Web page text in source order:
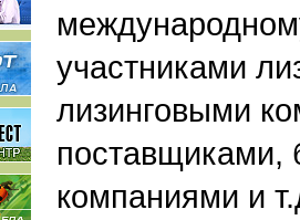
участниками
лизинговыми
поставщиками,
компаниями и